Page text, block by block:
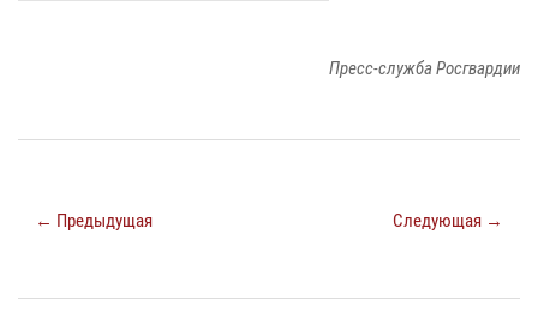
Пресс-служба Росгвардии
← Предыдущая Следующая →